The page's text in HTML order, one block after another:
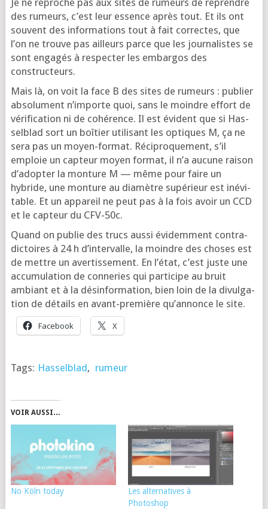
Je ne reproche pas aux sites de rumeurs de reprendre
des rumeurs, c’est leur essence après tout. Et ils ont
sou­vent des infor­ma­tions tout à fait cor­rectes, que
l’on ne trouve pas ailleurs parce que les jour­na­listes se
sont enga­gés à res­pec­ter les embar­gos des
constructeurs.
Mais là, on voit la face B des sites de rumeurs : publier
abso­lu­ment n’im­porte quoi, sans le moindre effort de
véri­fi­ca­tion ni de cohé­rence. Il est évident que si Has­
sel­blad sort un boî­tier uti­li­sant les optiques M, ça ne
sera pas un moyen-for­mat. Réci­pro­que­ment, s’il
emploie un cap­teur moyen for­mat, il n’a aucune rai­son
d’a­dop­ter la mon­ture M — même pour faire un
hybride, une mon­ture au dia­mètre supé­rieur est inévi­
table. Et un appa­reil ne peut pas à la fois avoir un CCD
et le cap­teur du CFV-50c.
Quand on publie des trucs aus­si évi­dem­ment contra­
dic­toires à 24 h d’in­ter­valle, la moindre des choses est
de mettre un aver­tis­se­ment. En l’é­tat, c’est juste une
accu­mu­la­tion de conne­ries qui par­ti­cipe au bruit
ambiant et à la dés­in­for­ma­tion, bien loin de la divul­ga­
tion de détails en avant-pre­mière qu’an­nonce le site.
Face­book X
Tags: Hasselblad, rumeur
VOIR AUSSI…
No Köln today
Les alternatives à
Photoshop